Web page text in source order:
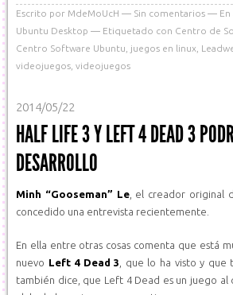
Escrito por MdeMoUcH Sin comentarios En
Ubuntu Desktop
Etiquetado con Centro de
Centro Software Ubuntu
juegos en linux
videojuegos videojuegos
2014/05/22
HALF LIFE 3 Y LEFT 4 DEAD 3
DESARROLLO
Minh “Gooseman” Le, el creador original
concedido una entrevista recientemente.
En ella entre otras cosas comenta que está
nuevo Left 4 Dead 3 , que lo ha visto y que
también dice, que Left 4 Dead es un juego al